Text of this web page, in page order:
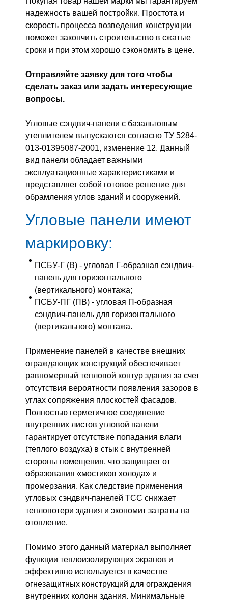
надежность вашей постройки. Простота и
скорость процесса возведения конструкции
поможет закончить строительство в сжатые
сроки и при этом хорошо сэкономить в цене.
Отправляйте заявку для того чтобы
сделать заказ или задать интересующие
вопросы.
Угловые сэндвич-панели с базальтовым
утеплителем выпускаются согласно ТУ 5284-
013-01395087-2001, изменение 12. Данный
вид панели обладает важными
эксплуатационные характеристиками и
представляет собой готовое решение для
обрамления углов зданий и сооружений.
Угловые панели имеют
маркировку:
ПСБУ-Г (В) - угловая Г-образная сэндвич-
панель для горизонтального
(вертикального) монтажа;
ПСБУ-ПГ (ПВ) - угловая П-образная
сэндвич-панель для горизонтального
(вертикального) монтажа.
Применение панелей в качестве внешних
ограждающих конструкций обеспечивает
равномерный тепловой контур здания за счет
отсутствия вероятности появления зазоров в
углах сопряжения плоскостей фасадов.
Полностью герметичное соединение
внутренних листов угловой панели
гарантирует отсутствие попадания влаги
(теплого воздуха) в стык с внутренней
стороны помещения, что защищает от
образования «мостиков холода» и
промерзания. Как следствие применения
угловых сэндвич-панелей ТСС снижает
теплопотери здания и экономит затраты на
отопление.
Помимо этого данный материал выполняет
функции теплоизолирующих экранов и
эффективно используется в качестве
огнезащитных конструкций для ограждения
внутренних колонн здания. Минимальные